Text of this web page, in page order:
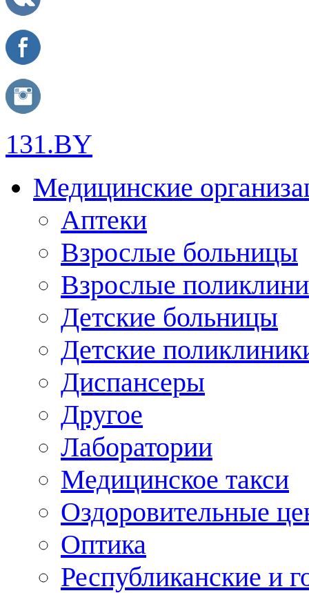
131.BY
Медицинские
Аптеки
Взрослые больницы
Взрослые
Детские больницы
Детские
Диспансеры
Другое
Лаборатории
Медицинское такси
Оздоровительные
Оптика
Республиканские и